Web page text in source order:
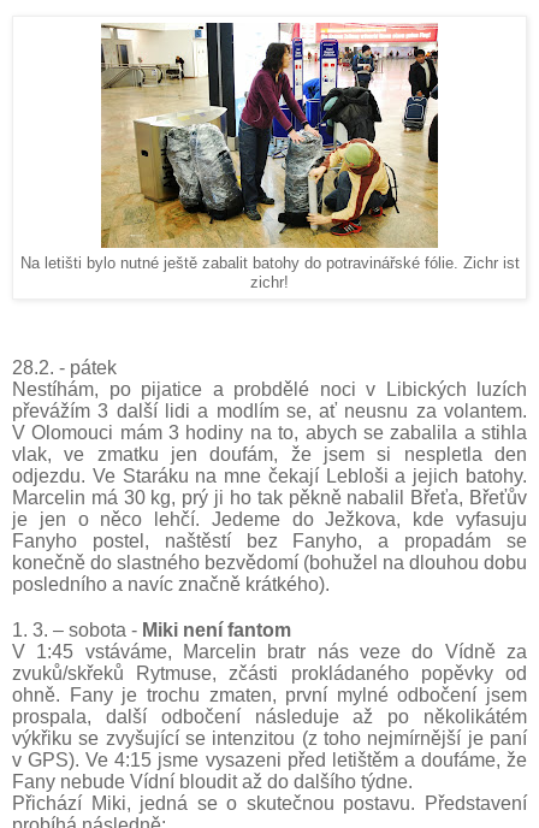
Na letišti bylo nutné ještě zabalit batohy do potravinářské fólie. Zichr ist
zichr!
28.2. - pátek
Nestíhám, po pijatice a probdělé noci v Libických luzích
převážím 3 další lidi a modlím se, ať neusnu za volantem.
V Olomouci mám 3 hodiny na to, abych se zabalila a stihla
vlak, ve zmatku jen doufám, že jsem si nespletla den
odjezdu. Ve Staráku na mne čekají Lebloši a jejich batohy.
Marcelin má 30 kg, prý ji ho tak pěkně nabalil Břeťa, Břeťův
je jen o něco lehčí. Jedeme do Ježkova, kde vyfasuju
Fanyho postel, naštěstí bez Fanyho, a propadám se
konečně do slastného bezvědomí (bohužel na dlouhou dobu
posledního a navíc značně krátkého).
1. 3. – sobota - Miki není fantom
V 1:45 vstáváme, Marcelin bratr nás veze do Vídně za
zvuků/skřeků Rytmuse, zčásti prokládaného popěvky od
ohně. Fany je trochu zmaten, první mylné odbočení jsem
prospala, další odbočení následuje až po několikátém
výkřiku se zvyšující se intenzitou (z toho nejmírnější je paní
v GPS). Ve 4:15 jsme vysazeni před letištěm a doufáme, že
Fany nebude Vídní bloudit až do dalšího týdne.
Přichází Miki, jedná se o skutečnou postavu. Představení